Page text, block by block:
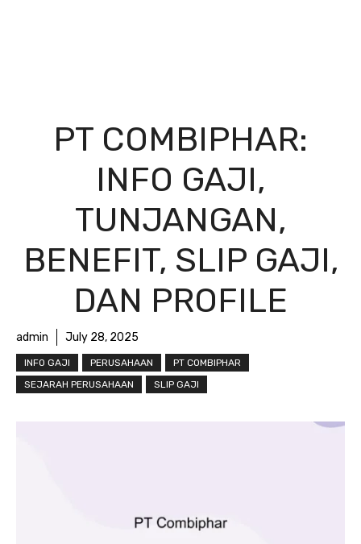
PT COMBIPHAR:
INFO GAJI,
TUNJANGAN,
BENEFIT, SLIP GAJI,
DAN PROFILE
admin July 28, 2025
INFO GAJI PERUSAHAAN
PT COMBIPHAR
SEJARAH PERUSAHAAN
SLIP GAJI